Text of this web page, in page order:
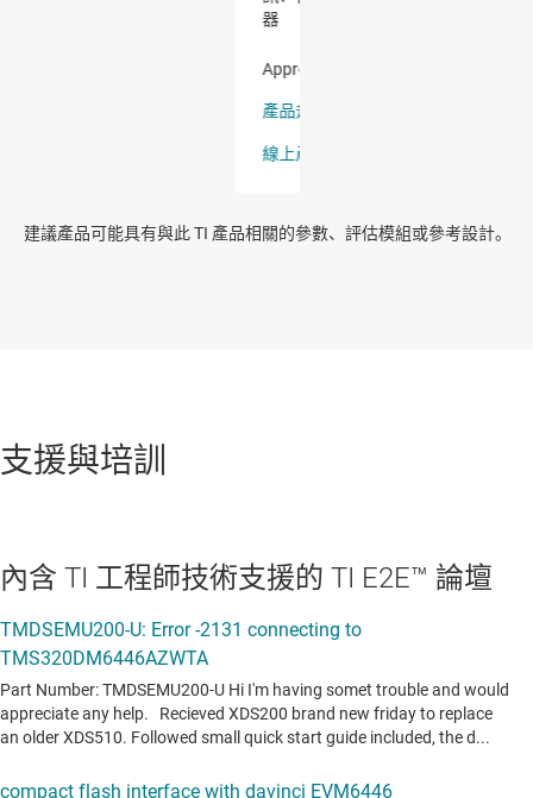
建議產品可能具有與此 TI 產品相關的參數、評估模組或參考設計。
支援與培訓
內含 TI 工程師技術支援的 TI E2E™ 論壇